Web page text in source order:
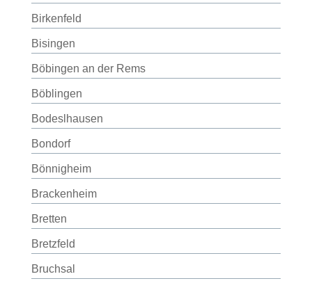
Birkenfeld
Bisingen
Böbingen an der Rems
Böblingen
Bodeslhausen
Bondorf
Bönnigheim
Brackenheim
Bretten
Bretzfeld
Bruchsal